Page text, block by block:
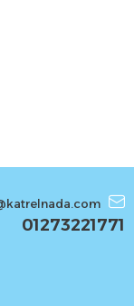
01273221771